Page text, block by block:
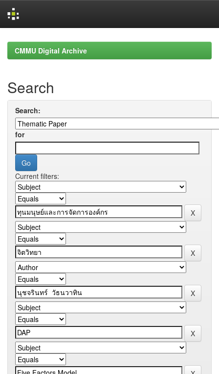
navigationCMMU Digital Archive
Search
Search:
for
Current filters: